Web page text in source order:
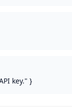
key." }